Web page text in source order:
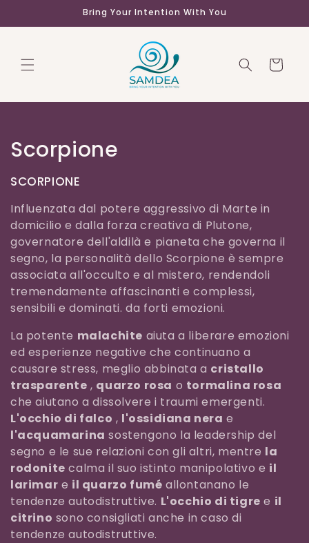
ai contenuti
Bring Your Intention With You
Carrello
C
o
l
l
e
z
i
o
n
e
:
Scorpione
SCORPIONE
Influenzata dal potere aggressivo di Marte in
domicilio e dalla forza creativa di Plutone,
governatore dell'aldilà e pianeta che governa il
segno, la personalità dello Scorpione è sempre
associata all'occulto e al mistero, rendendoli
tremendamente affascinanti e complessi,
sensibili e dominati. da forti emozioni.
La potente malachite aiuta a liberare emozioni
ed esperienze negative che continuano a
causare stress, meglio abbinata a cristallo
trasparente , quarzo rosa o tormalina rosa
che aiutano a dissolvere i traumi emergenti.
L'occhio di falco , l'ossidiana nera e
l'acquamarina sostengono la leadership del
segno e le sue relazioni con gli altri, mentre la
rodonite calma il suo istinto manipolativo e il
larimar e il quarzo fumé allontanano le
tendenze autodistruttive. L'occhio di tigre e il
citrino sono consigliati anche in caso di
tendenze autodistruttive.